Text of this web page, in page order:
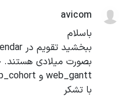
avicom
باسلام
بصورت میلادی هستند.
web_gantt و web_cohort وجود دارد؟
با تشکر